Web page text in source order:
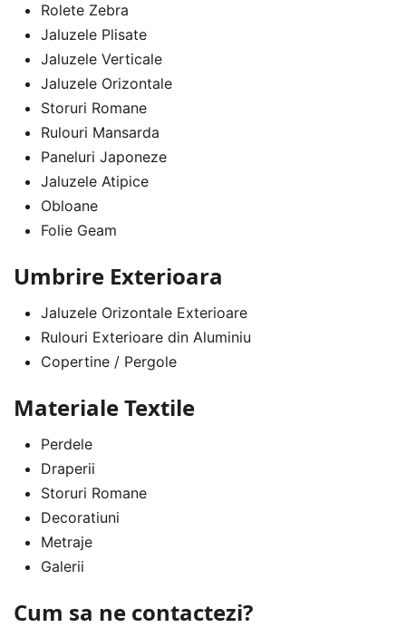
Rolete Zebra
Jaluzele Plisate
Jaluzele Verticale
Jaluzele Orizontale
Storuri Romane
Rulouri Mansarda
Paneluri Japoneze
Jaluzele Atipice
Obloane
Folie Geam
Umbrire Exterioara
Jaluzele Orizontale Exterioare
Rulouri Exterioare din Aluminiu
Copertine / Pergole
Materiale Textile
Perdele
Draperii
Storuri Romane
Decoratiuni
Metraje
Galerii
Cum sa ne contactezi?